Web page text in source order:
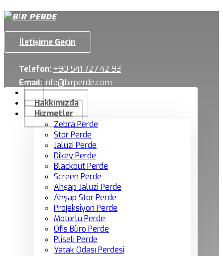
İletişime Geçin
Telefon: +90 541 727 42 93
Email:info@birperde.com
Hakkımızda
Hizmetler
Zebra Perde
Stor Perde
Jaluzi Perde
Dikey Perde
Blackout Perde
Screen Perde
Ahşap Jaluzi Perde
Ahşap Stor Perde
Projeksiyon Perde
Motorlu Perde
Ofis Büro Perde
Pliseli Perde
Yatak Odası Perdesi